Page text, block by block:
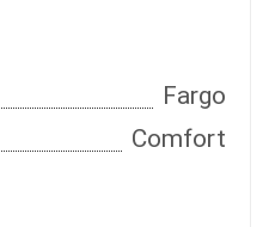
Fargo
Comfort